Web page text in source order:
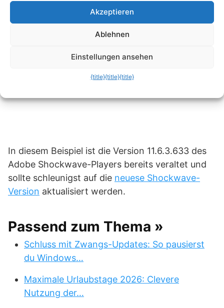
Hier gelangen Sie auch zu den Webseiten der
Anbieter Ihrer installierten Plug-Ins.
In diesem Beispiel ist die Version 11.6.3.633 des
Adobe Shockwave-Players bereits veraltet und
sollte schleunigst auf die neuese Shockwave-
Version aktualisiert werden.
Passend zum Thema »
Schluss mit Zwangs-Updates: So pausierst
du Windows…
Maximale Urlaubstage 2026: Clevere
Nutzung der…
Akzeptieren
Ablehnen
Einstellungen ansehen
{title}{title}{title}